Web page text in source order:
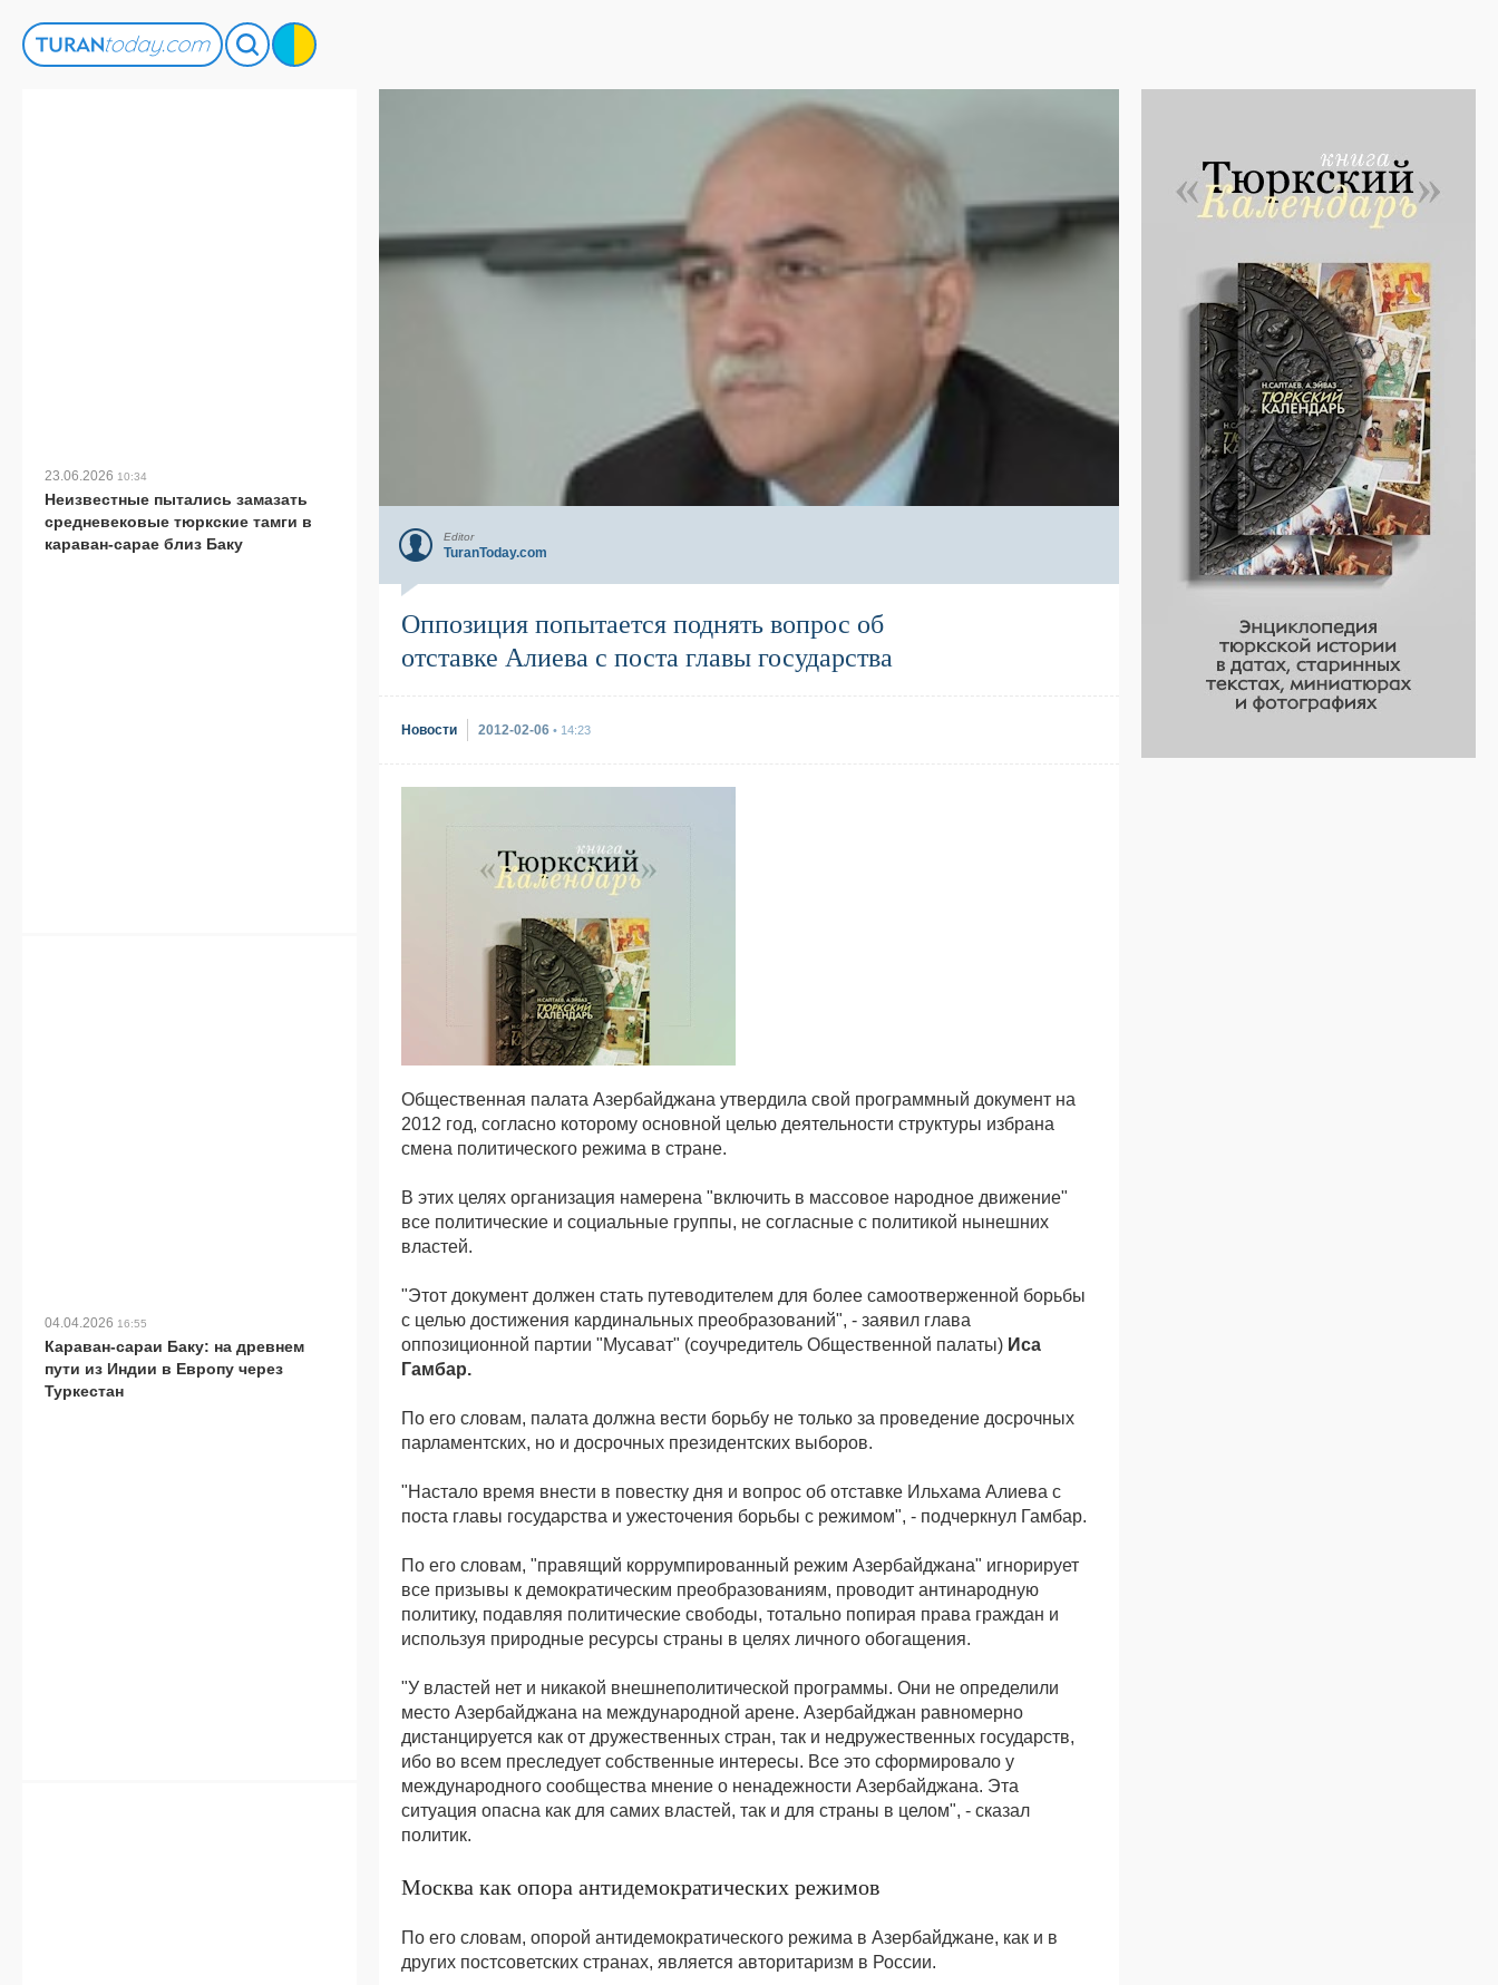
Editor
TuranToday.com
Оппозиция попытается поднять вопрос об
отставке Алиева с поста главы государства
Новости 2012-02-06 • 14:23
Общественная палата Азербайджана утвердила свой программный документ на
2012 год, согласно которому основной целью деятельности структуры избрана
смена политического режима в стране.
В этих целях организация намерена "включить в массовое народное движение"
все политические и социальные группы, не согласные с политикой нынешних
властей.
"Этот документ должен стать путеводителем для более самоотверженной борьбы
с целью достижения кардинальных преобразований", - заявил глава
оппозиционной партии "Мусават" (соучредитель Общественной палаты) Иса
Гамбар.
По его словам, палата должна вести борьбу не только за проведение досрочных
парламентских, но и досрочных президентских выборов.
"Настало время внести в повестку дня и вопрос об отставке Ильхама Алиева с
поста главы государства и ужесточения борьбы с режимом", - подчеркнул Гамбар.
По его словам, "правящий коррумпированный режим Азербайджана" игнорирует
все призывы к демократическим преобразованиям, проводит антинародную
политику, подавляя политические свободы, тотально попирая права граждан и
используя природные ресурсы страны в целях личного обогащения.
"У властей нет и никакой внешнеполитической программы. Они не определили
место Азербайджана на международной арене. Азербайджан равномерно
дистанцируется как от дружественных стран, так и недружественных государств,
ибо во всем преследует собственные интересы. Все это сформировало у
международного сообщества мнение о ненадежности Азербайджана. Эта
ситуация опасна как для самих властей, так и для страны в целом", - сказал
политик.
Москва как опора антидемократических режимов
По его словам, опорой антидемократического режима в Азербайджане, как и в
других постсоветских странах, является авторитаризм в России.
23.06.2026 10:34
Неизвестные пытались замазать
средневековые тюркские тамги в
караван-сарае близ Баку
04.04.2026 16:55
Караван-сараи Баку: на древнем
пути из Индии в Европу через
Туркестан